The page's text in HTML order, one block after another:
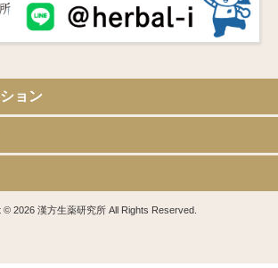
ョン
© 2026 漢方生薬研究所 All Rights Reserved.